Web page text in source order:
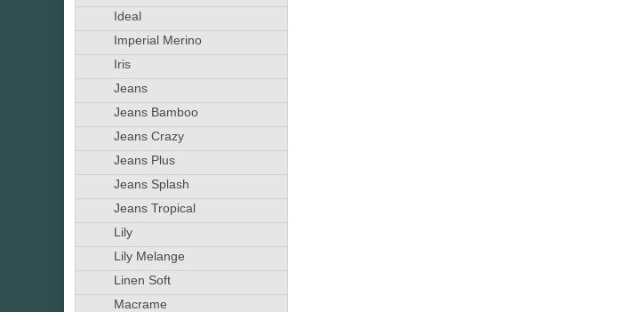
Ideal
Imperial Merino
Iris
Jeans
Jeans Bamboo
Jeans Crazy
Jeans Plus
Jeans Splash
Jeans Tropical
Lily
Lily Melange
Linen Soft
Macrame